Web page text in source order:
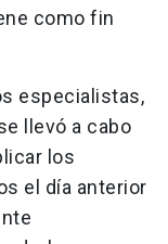
como fin
especialistas,
llevó a cabo
los
el día anterior